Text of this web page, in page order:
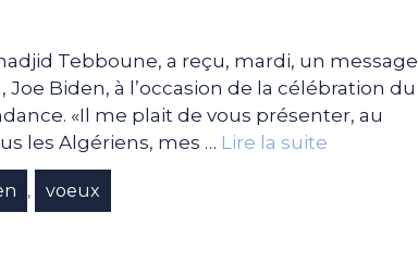
Tebboune, a reçu, mardi, un message
Biden, à l’occasion de la célébration du
«Il me plait de vous présenter, au
les Algériens, mes … Lire la suite
, voeux